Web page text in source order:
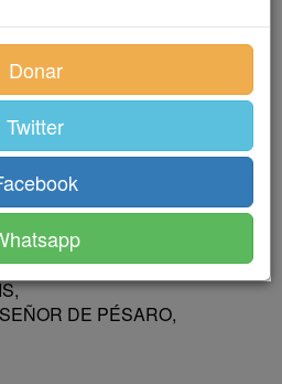
DE FLORENCIA,
DE PÉSARO,
Donar
Twitter